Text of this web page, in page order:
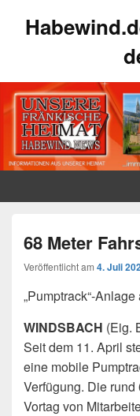
68 Meter
Veröffentlicht am 4. Juli
„Pumptrack“-
WINDSBACH (Eig.
Seit dem 11. April
eine mobile
Verfügung. Die
Vortag von